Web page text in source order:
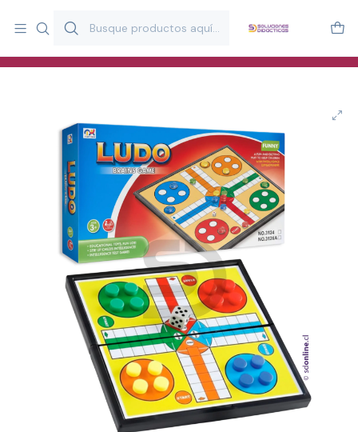
y estimulación infantil en Chile.
Especialistas en recursos educativos para aulas, terapeutas y